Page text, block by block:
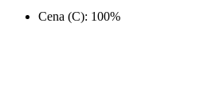
Cena (C): 100%